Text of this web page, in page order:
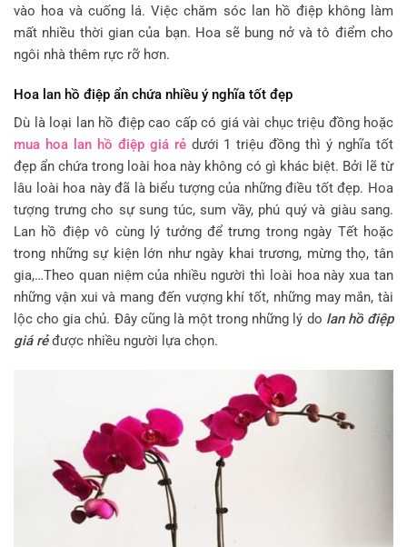
vào hoa và cuống lá. Việc chăm sóc lan hồ điệp không làm
mất nhiều thời gian của bạn. Hoa sẽ bung nở và tô điểm cho
ngôi nhà thêm rực rỡ hơn.
Hoa lan hồ điệp ẩn chứa nhiều ý nghĩa tốt đẹp
Dù là loại lan hồ điệp cao cấp có giá vài chục triệu đồng hoặc
mua hoa lan hồ điệp giá rẻdưới 1 triệu đồng thì ý nghĩa tốt
đẹp ẩn chứa trong loài hoa này không có gì khác biệt. Bởi lẽ từ
lâu loài hoa này đã là biểu tượng của những điều tốt đẹp. Hoa
tượng trưng cho sự sung túc, sum vầy, phú quý và giàu sang.
Lan hồ điệp vô cùng lý tưởng để trưng trong ngày Tết hoặc
trong những sự kiện lớn như ngày khai trương, mừng thọ, tân
gia,…Theo quan niệm của nhiều người thì loài hoa này xua tan
những vận xui và mang đến vượng khí tốt, những may mắn, tài
lộc cho gia chủ. Đây cũng là một trong những lý do lan hồ điệp
giá rẻđược nhiều người lựa chọn.